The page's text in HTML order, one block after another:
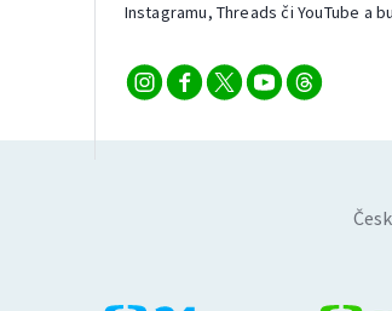
Instagramu, Threads či YouTube a